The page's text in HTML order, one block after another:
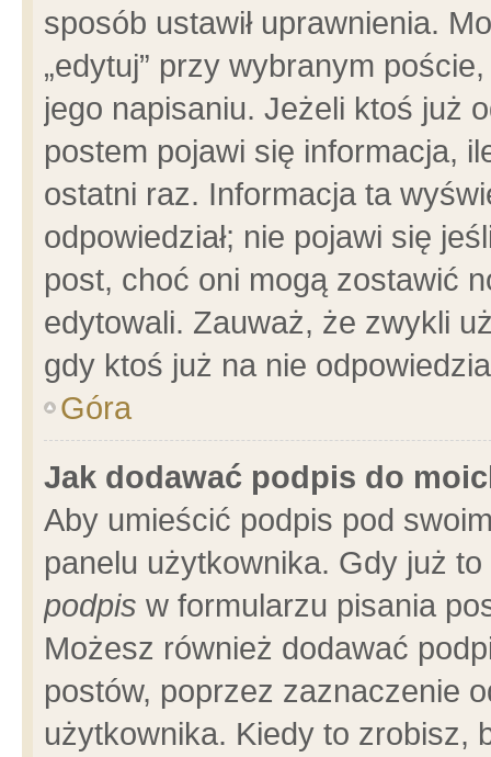
sposób ustawił uprawnienia.
„edytuj” przy wybranym
jego napisaniu. Jeżeli ktoś już
postem pojawi się informacja,
ostatni raz. Informacja ta
odpowiedział; nie pojawi się
post, choć oni mogą zostawić
edytowali. Zauważ, że zwykli
gdy ktoś już na nie
Góra
Jak dodawać podpis do
Aby umieścić podpis pod
panelu użytkownika. Gdy już
podpis w formularzu pisania
Możesz również dodawać
postów, poprzez zaznaczenie
użytkownika. Kiedy to zrobisz,